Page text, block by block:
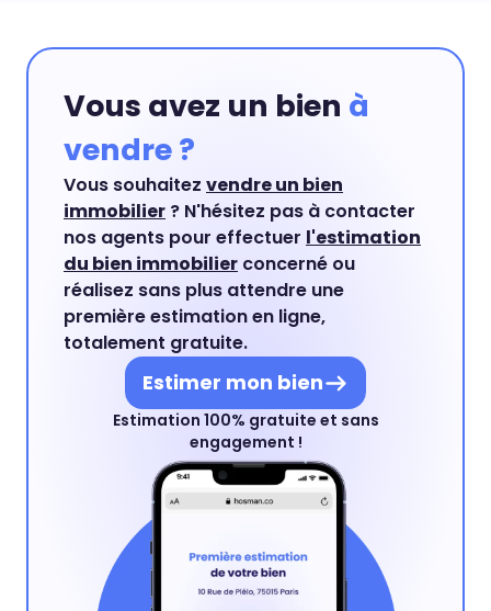
indispensables à la signature de la promesse.
Vous avez un bien à
vendre ?
Vous souhaitez vendre un bien
immobilier ? N'hésitez pas à contacter
nos agents pour effectuer l'estimation
du bien immobilier concerné ou
réalisez sans plus attendre une
première estimation en ligne,
totalement gratuite.
Estimer mon bien
Estimation 100% gratuite et sans
engagement !